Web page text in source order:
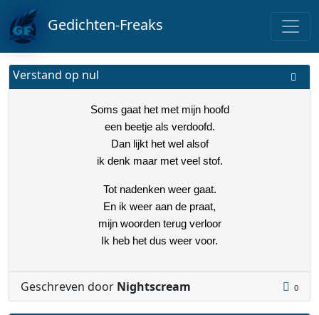
Gedichten-Freaks
Verstand op nul
Soms gaat het met mijn hoofd
een beetje als verdoofd.
Dan lijkt het wel alsof
ik denk maar met veel stof.
Tot nadenken weer gaat.
En ik weer aan de praat,
mijn woorden terug verloor
Ik heb het dus weer voor.
Geschreven door Nightscream 0